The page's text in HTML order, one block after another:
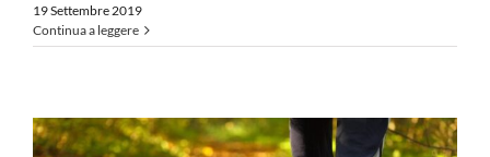
19 Settembre 2019
Continua a leggere